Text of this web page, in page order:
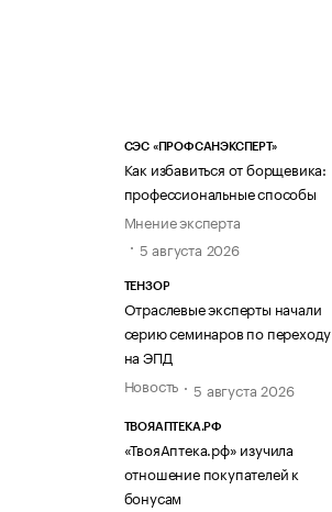
СЭС «ПРОФСАНЭКСПЕРТ»
Как избавиться от борщевика:
профессиональные способы
Мнение эксперта
5 августа 2026
ТЕНЗОР
Отраслевые эксперты начали
серию семинаров по переходу
на ЭПД
Новость
5 августа 2026
ТВОЯАПТЕКА.РФ
«ТвояАптека.рф» изучила
отношение покупателей к
бонусам